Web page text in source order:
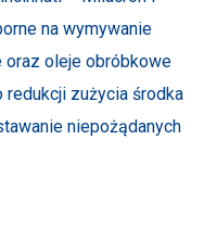
na wymywanie
oraz oleje obróbkowe
zużycia środka
niepożądanych